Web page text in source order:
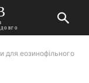
для еозинофільного